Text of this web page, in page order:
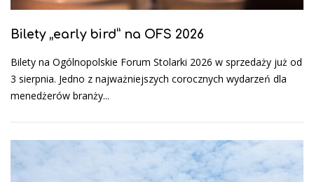
Bilety „early bird” na OFS 2026
Bilety na Ogólnopolskie Forum Stolarki 2026 w sprzedaży już od
3 sierpnia. Jedno z najważniejszych corocznych wydarzeń dla
menedżerów branży...